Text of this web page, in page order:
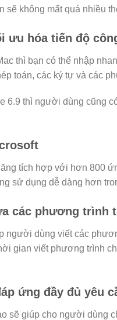
sẽ không mất quá nhiều
ưu hóa tiến độ
thì bạn có thể nhập
toán, các ký tự và các
6.9 thì người dùng cũng
tích hợp với hơn 800
sử dụng dễ dàng hơn
các phương trình
người dùng viết các
gian viết phương trình
ứng đầy đủ yêu
sẽ giúp cho người dùng